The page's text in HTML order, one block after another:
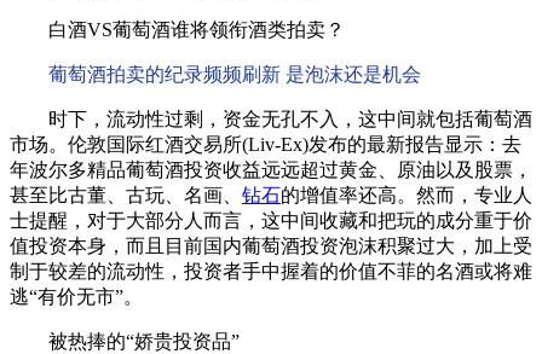
白酒VS葡萄酒谁将领衔酒类拍卖？
葡萄酒拍卖的纪录频频刷新 是泡沫还是机会
时下，流动性过剩，资金无孔不入，这中间就包括葡萄酒
市场。伦敦国际红酒交易所(Liv-Ex)发布的最新报告显示：去
年波尔多精品葡萄酒投资收益远远超过黄金、原油以及股票，
甚至比古董、古玩、名画、 钻石的增值率还高。然而，专业人
士提醒，对于大部分人而言，这中间收藏和把玩的成分重于价
值投资本身，而且目前国内葡萄酒投资泡沫积聚过大，加上受
制于较差的流动性，投资者手中握着的价值不菲的名酒或将难
逃“有价无市”。
被热捧的“娇贵投资品”